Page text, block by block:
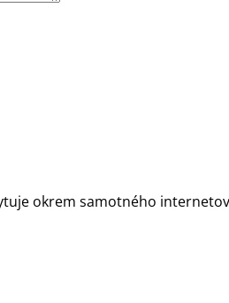
okrem samotného